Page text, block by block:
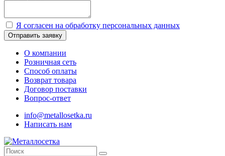
Я согласен на обработку персональных данных
Отправить заявку
О компании
Розничная сеть
Способ оплаты
Возврат товара
Договор поставки
Вопрос-ответ
info@metallosetka.ru
Написать нам